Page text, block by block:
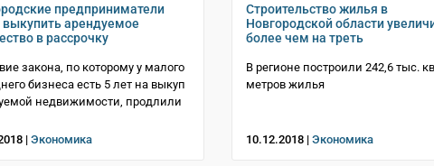
предприниматели
выкупить арендуемое
в рассрочку
закона, по которому у малого
бизнеса есть 5 лет на выкуп
недвижимости, продлили
|Экономика
Строительство жилья в
Новгородской области
более чем на треть
В регионе построили 242,6 тыс.
метров жилья
10.12.2018 | Экономика